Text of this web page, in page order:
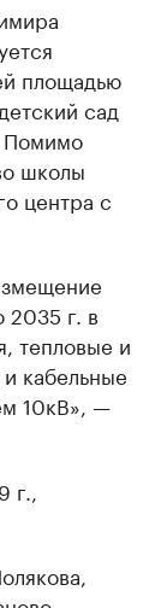
площадью
сад
Помимо
школы
центра с
г. в
тепловые и
кабельные
10кВ», —